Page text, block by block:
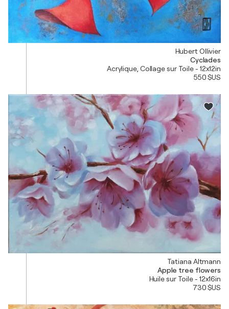
Hubert Ollivier
Cyclades
Acrylique, Collage sur Toile - 12x12in
550 $US
Tatiana Altmann
Apple tree flowers
Huile sur Toile - 12x16in
730 $US